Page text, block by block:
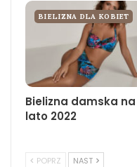
BIELIZNA DLA KOBIET
Bielizna damska na
lato 2022
POPRZ NAST